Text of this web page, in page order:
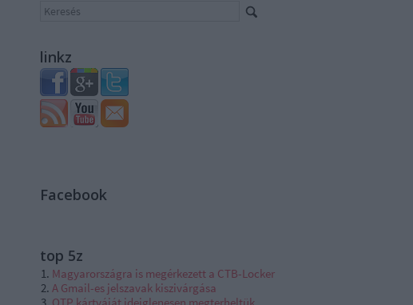
linkz
Facebook
top 5z
Magyarországra is megérkezett a CTB-Locker
A Gmail-es jelszavak kiszivárgása